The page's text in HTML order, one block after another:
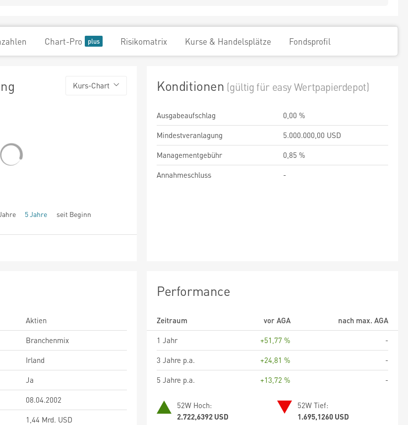
Chart-Pro Risikomatrix Kurse & Handelsplätze Fondsprofil
Kurs-Chart
5 Jahre seit Beginn
Konditionen (gültig für easy Wertpapierdepot)
Ausgabeaufschlag
0,00 %
Mindestveranlagung
5.000.000,00 USD
Managementgebühr
0,85 %
Annahmeschluss
-
Aktien
Branchenmix
Irland
Ja
08.04.2002
1,44 Mrd. USD
Performance
Zeitraum vor AGA
nach max. AGA
1 Jahr
+51,77 %
-
3 Jahre p.a.
+24,81 %
-
5 Jahre p.a.
+13,72 % -
52W Hoch:
2.722,6392 USD
52W Tief:
1.695,1260 USD